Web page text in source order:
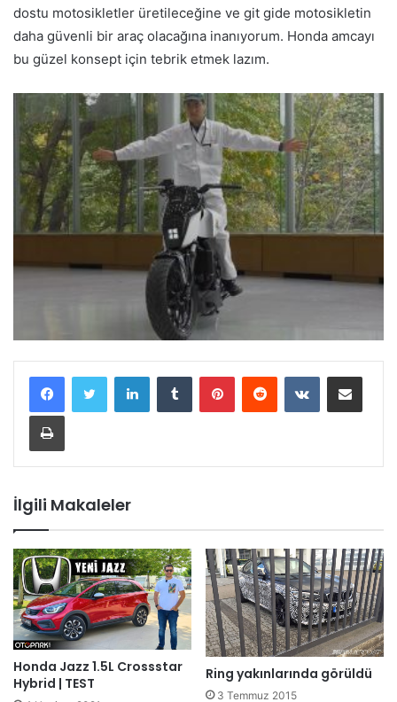
dostu motosikletler üretileceğine ve git gide motosikletin
daha güvenli bir araç olacağına inanıyorum. Honda amcayı
bu güzel konsept için tebrik etmek lazım.
İlgili Makaleler
Honda Jazz 1.5L Crossstar
Hybrid | TEST
Ring yakınlarında görüldü
3 Temmuz 2015